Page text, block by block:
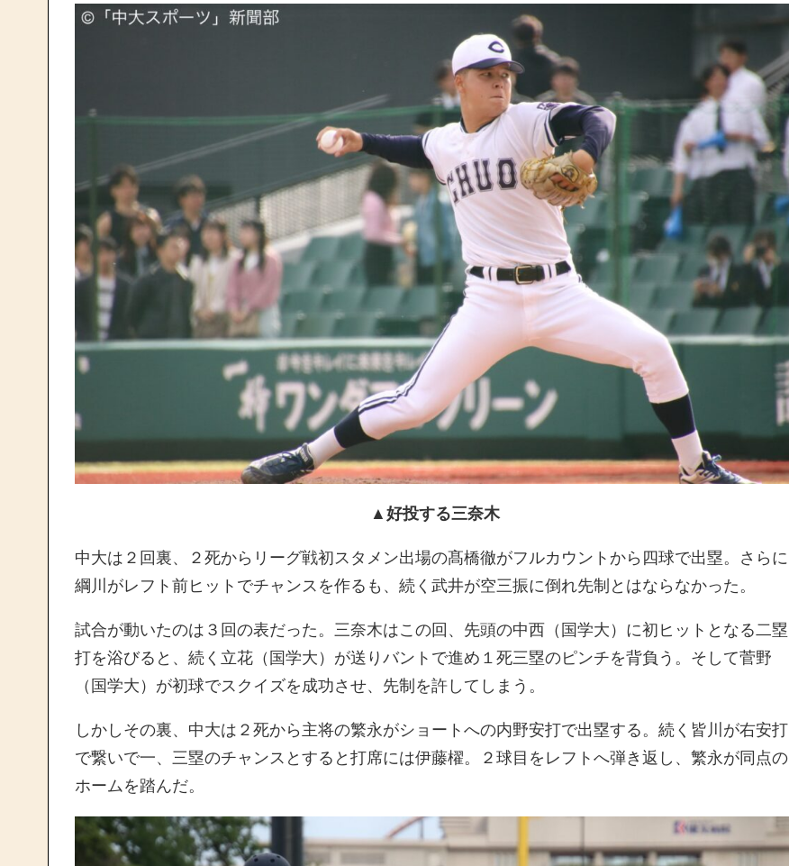
▲好投する三奈木
中大は２回裏、２死からリーグ戦初スタメン出場の髙橋徹がフルカウントから四球で出塁。さらに
綱川がレフト前ヒットでチャンスを作るも、続く武井が空三振に倒れ先制とはならなかった。
試合が動いたのは３回の表だった。三奈木はこの回、先頭の中西（国学大）に初ヒットとなる二塁
打を浴びると、続く立花（国学大）が送りバントで進め１死三塁のピンチを背負う。そして菅野
（国学大）が初球でスクイズを成功させ、先制を許してしまう。
しかしその裏、中大は２死から主将の繁永がショートへの内野安打で出塁する。続く皆川が右安打
で繋いで一、三塁のチャンスとすると打席には伊藤櫂。２球目をレフトへ弾き返し、繁永が同点の
ホームを踏んだ。